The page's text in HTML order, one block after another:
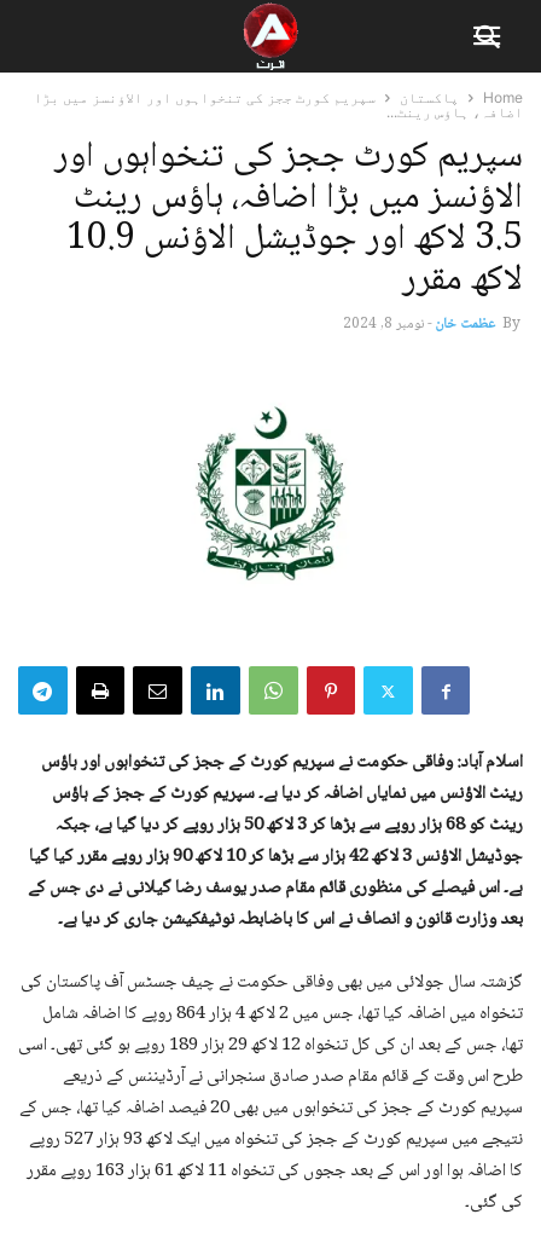
Home پاکستان
سپریم کورٹ ججز کی تنخواہوں اور الاؤنسز میں بڑا
اضافہ، ہاؤس رینٹ...
سپریم کورٹ ججز کی تنخواہوں اور
الاؤنسز میں بڑا اضافہ، ہاؤس رینٹ
3.5 لاکھ اور جوڈیشل الاؤنس 10.9
لاکھ مقرر
By عظمت خان-نومبر 8, 2024
اسلام آباد: وفاقی حکومت نے سپریم کورٹ کے ججز کی تنخواہوں اور ہاؤس
رینٹ الاؤنس میں نمایاں اضافہ کر دیا ہے۔ سپریم کورٹ کے ججز کے ہاؤس
رینٹ کو 68 ہزار روپے سے بڑھا کر 3 لاکھ 50 ہزار روپے کر دیا گیا ہے، جبکہ
جوڈیشل الاؤنس 3 لاکھ 42 ہزار سے بڑھا کر 10 لاکھ 90 ہزار روپے مقرر کیا گیا
ہے۔ اس فیصلے کی منظوری قائم مقام صدر یوسف رضا گیلانی نے دی جس کے
بعد وزارت قانون و انصاف نے اس کا باضابطہ نوٹیفکیشن جاری کر دیا ہے۔
گزشتہ سال جولائی میں بھی وفاقی حکومت نے چیف جسٹس آف پاکستان کی
تنخواہ میں اضافہ کیا تھا، جس میں 2 لاکھ 4 ہزار 864 روپے کا اضافہ شامل
تھا، جس کے بعد ان کی کل تنخواہ 12 لاکھ 29 ہزار 189 روپے ہو گئی تھی۔ اسی
طرح اس وقت کے قائم مقام صدر صادق سنجرانی نے آرڈیننس کے ذریعے
سپریم کورٹ کے ججز کی تنخواہوں میں بھی 20 فیصد اضافہ کیا تھا، جس کے
نتیجے میں سپریم کورٹ کے ججز کی تنخواہ میں ایک لاکھ 93 ہزار 527 روپے
کا اضافہ ہوا اور اس کے بعد ججوں کی تنخواہ 11 لاکھ 61 ہزار 163 روپے مقرر
کی گئی۔